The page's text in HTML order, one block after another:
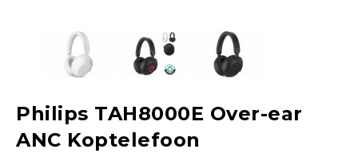
Philips TAH8000E Over-ear
ANC Koptelefoon